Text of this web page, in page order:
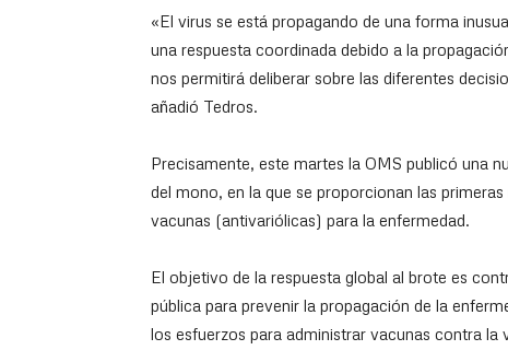
«El virus se está propagando de una forma
una respuesta coordinada debido a la
nos permitirá deliberar sobre las diferentes
añadió Tedros.
Precisamente, este martes la OMS publicó una
del mono, en la que se proporcionan las
vacunas (antivariólicas) para la enfermedad.
El objetivo de la respuesta global al brote es
pública para prevenir la propagación de la
los esfuerzos para administrar vacunas contra